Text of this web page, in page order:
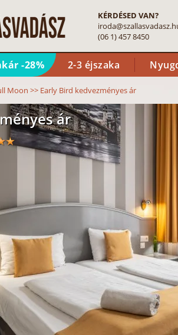
KÉRDÉSED VAN?
(06 1) 457 8450
-28% 2-3 éjszaka
Moon >> Early Bird kedvezményes ár
ár